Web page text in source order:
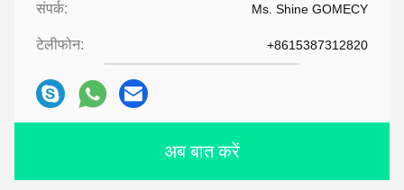
संपर्क: Ms. Shine GOMECY
टेलीफोन: +8615387312820
अब बात करें